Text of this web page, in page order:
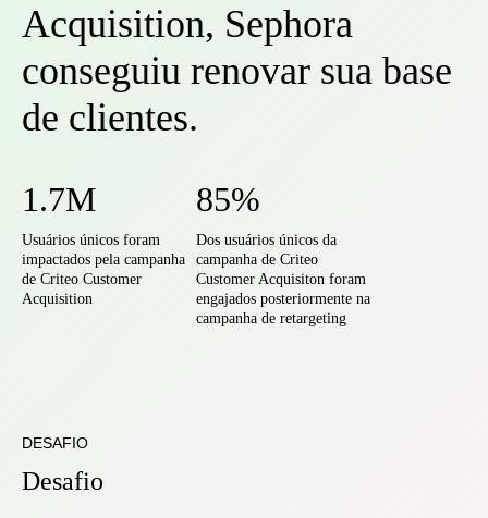
Acquisition, Sephora
conseguiu renovar sua base
de clientes.
1.7M
Usuários únicos foram
impactados pela campanha
de Criteo Customer
Acquisition
85%
Dos usuários únicos da
campanha de Criteo
Customer Acquisiton foram
engajados posteriormente na
campanha de retargeting
DESAFIO
Desafio